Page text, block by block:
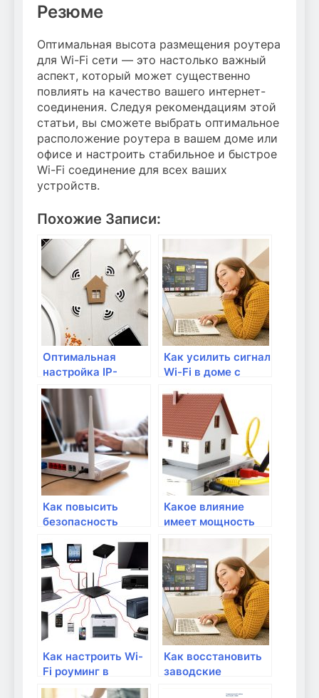
Резюме
Оптимальная высота размещения роутера
для Wi-Fi сети — это настолько важный
аспект, который может существенно
повлиять на качество вашего интернет-
соединения. Следуя рекомендациям этой
статьи, вы сможете выбрать оптимальное
расположение роутера в вашем доме или
офисе и настроить стабильное и быстрое
Wi-Fi соединение для всех ваших
устройств.
Похожие Записи:
Оптимальная
настройка IP-
адресов в
локальной сети
Как усилить сигнал
Wi-Fi в доме с
Как повысить
безопасность
сети с помощью
роутера?
Какое влияние
имеет мощность
сигнала на
дальность
покрытия Wi-Fi
роутера?
Как настроить Wi-
Fi роуминг в
домашней сети
Как восстановить
заводские